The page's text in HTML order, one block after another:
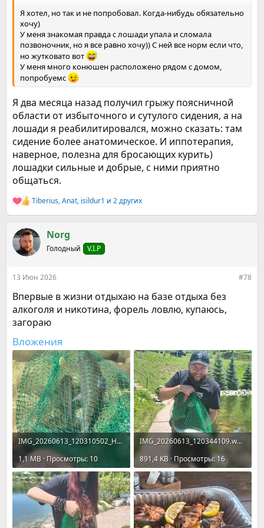
Я хотел, но так и не попробовал. Когда-нибудь обязательно
хочу)
У меня знакомая правда с лошади упала и сломала
позвоночник, но я все равно хочу)) С ней все норм если что,
но жутковато вот
У меня много конюшен расположено рядом с домом,
попробуемс
Я два месяца назад получил грыжу поясничной
области от избыточного и сутулого сидения, а на
лошади я реабилитировался, можно сказать: там
сидение более анатомическое. И иппотерапия,
наверное, полезна для бросающих курить)
лошадки сильные и добрые, с ними приятно
общаться.
Р
е
к
ц
и
Tiberius,Anat, isildur1 и 2 других
Norg
Голодный V.I.P
13 Июн 2026 #78
Впервые в жизни отдыхаю на базе отдыха без
алкоголя и никотина, форель ловлю, купаюсь,
загораю
Вложения
IMG_20260613_120310502_HDR.webp
1,1 MB · Просмотры: 10
IMG_20260613_120344109.webp
891,4 KB · Просмотры: 16